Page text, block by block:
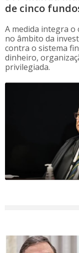
de cinco
A medida integra
no âmbito da
contra o sistema
dinheiro,
privilegiada.